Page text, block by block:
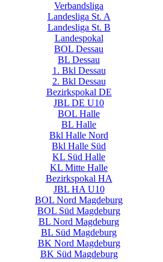
Verbandsliga
Landesliga St. A
Landesliga St. B
Landespokal
BOL Dessau
BL Dessau
1. Bkl Dessau
2. Bkl Dessau
Bezirkspokal DE
JBL DE U10
BOL Halle
BL Halle
Bkl Halle Nord
Bkl Halle Süd
KL Süd Halle
KL Mitte Halle
Bezirkspokal HA
JBL HA U10
BOL Nord Magdeburg
BOL Süd Magdeburg
BL Nord Magdeburg
BL Süd Magdeburg
BK Nord Magdeburg
BK Süd Magdeburg